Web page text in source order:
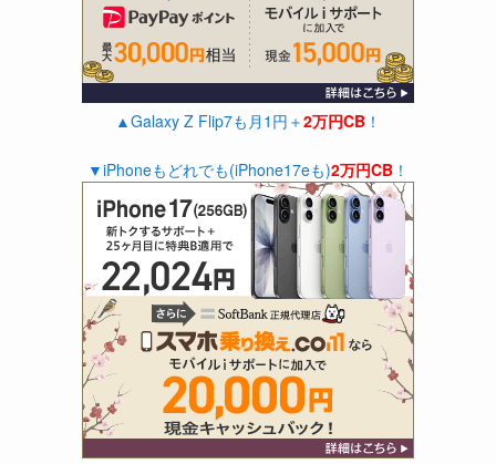
▲Galaxy Z Flip7も月1円＋2万円CB ！
▼iPhoneもどれでも(iPhone17eも)2万円CB ！